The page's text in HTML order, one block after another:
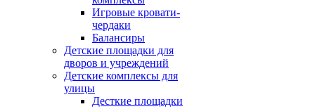
Игровые кровати-
чердаки
Балансиры
Детские площадки для
дворов и учреждений
Детские комплексы для
улицы
Десткие площадки